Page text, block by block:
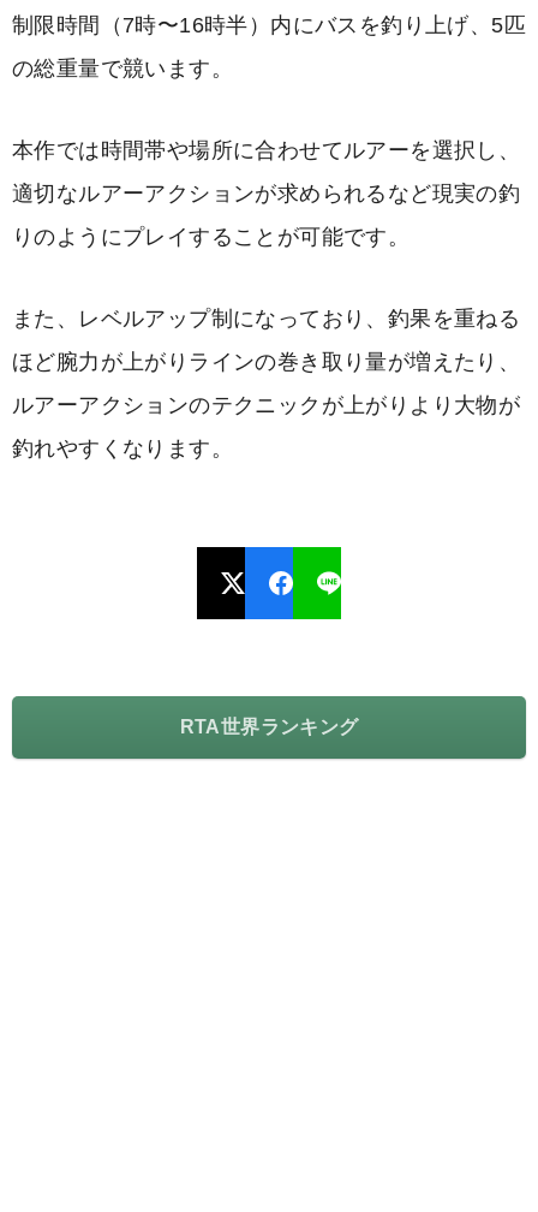
制限時間（7時〜16時半）内にバスを釣り上げ、5匹
の総重量で競います。
本作では時間帯や場所に合わせてルアーを選択し、
適切なルアーアクションが求められるなど現実の釣
りのようにプレイすることが可能です。
また、レベルアップ制になっており、釣果を重ねる
ほど腕力が上がりラインの巻き取り量が増えたり、
ルアーアクションのテクニックが上がりより大物が
釣れやすくなります。
RTA世界ランキング